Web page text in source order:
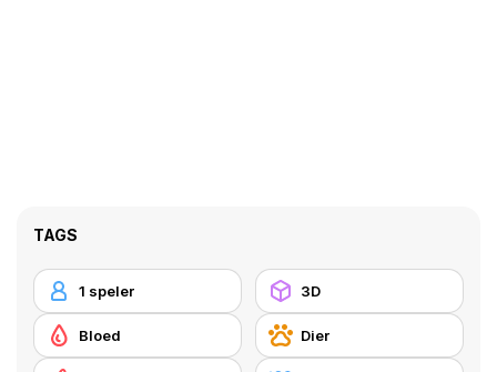
TAGS
1 speler 3D
Bloed Dier